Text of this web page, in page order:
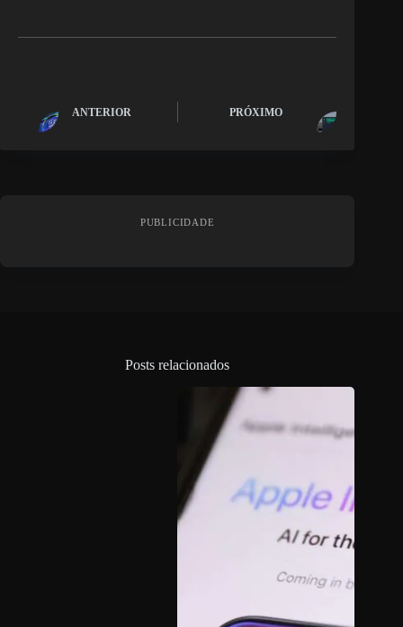
ANTERIOR PRÓXIMO
PUBLICIDADE
Posts relacionados